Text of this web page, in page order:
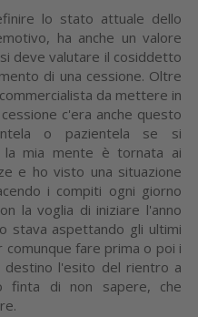
lo stato attuale dello
ha anche un valore
deve valutare il cosiddetto
di una cessione. Oltre
da mettere in
c'era anche questo
o pazientela se si
la mia mente è tornata ai
e ho visto una situazione
i compiti ogni giorno
la voglia di iniziare l'anno
stava aspettando gli ultimi
comunque fare prima o poi i
destino l'esito del rientro a
finta di non sapere, che